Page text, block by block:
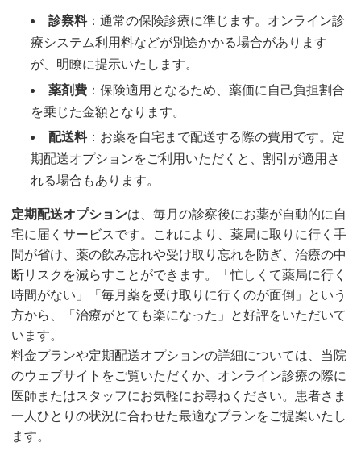
診察料：通常の保険診療に準じます。オンライン診
療システム利用料などが別途かかる場合があります
が、明瞭に提示いたします。
薬剤費 ：保険適用となるため、薬価に自己負担割合
を乗じた金額となります。
配送料：お薬を自宅まで配送する際の費用です。定
期配送オプションをご利用いただくと、割引が適用さ
れる場合もあります。
定期配送オプションは、毎月の診察後にお薬が自動的に自
宅に届くサービスです。これにより、薬局に取りに行く手
間が省け、薬の飲み忘れや受け取り忘れを防ぎ、治療の中
断リスクを減らすことができます。「忙しくて薬局に行く
時間がない」「毎月薬を受け取りに行くのが面倒」という
方から、「治療がとても楽になった」と好評をいただいて
います。
料金プランや定期配送オプションの詳細については、当院
のウェブサイトをご覧いただくか、オンライン診療の際に
医師またはスタッフにお気軽にお尋ねください。患者さま
一人ひとりの状況に合わせた最適なプランをご提案いたし
ます。